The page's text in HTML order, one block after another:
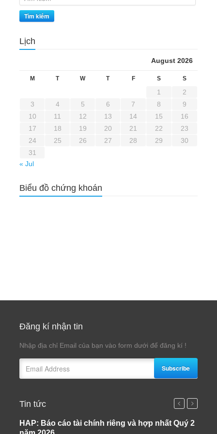
Tìm kiếm
Lịch
August 2026
M T W T F S S
1
2
3
4 5 6 7 8
9
10
11 12 13 14 15
16
17
18 19 20 21 22
23
24
25 26 27 28 29
30
31
« Jul
Biểu đồ chứng khoán
Đăng kí nhận tin
Nhập địa chỉ Email của bạn vào form dưới để đăng kí !
Subscribe
Tin tức
HAP: Báo cáo tài chính riêng và hợp nhất Quý 2